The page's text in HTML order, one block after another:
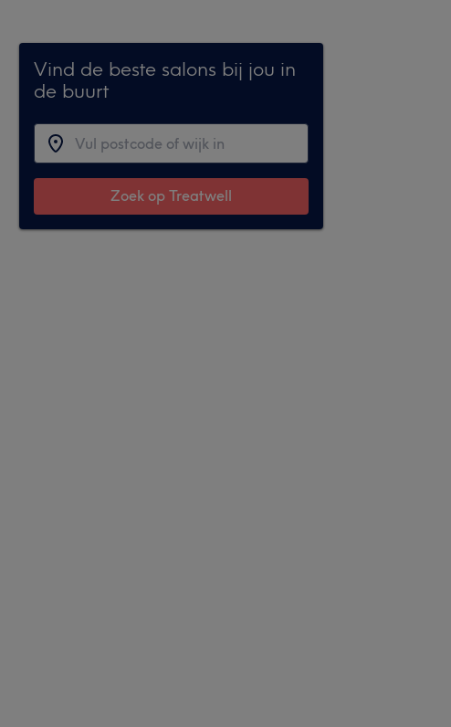
Vind de beste salons bij jou in
de buurt
Zoek op Treatwell